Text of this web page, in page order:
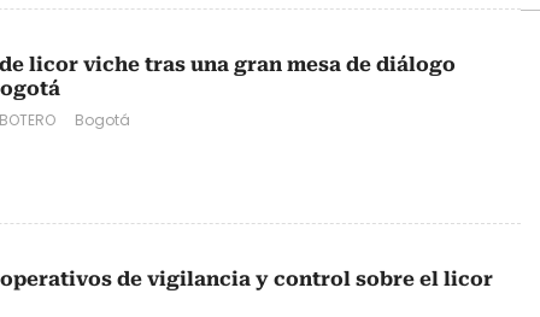
licor viche tras una gran mesa de diálogo
Bogotá
de vigilancia y control sobre el licor